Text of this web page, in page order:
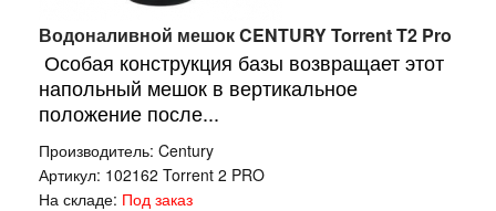
Водоналивной мешок CENTURY Torrent T2 Pro
Особая конструкция базы возвращает этот
напольный мешок в вертикальное
положение после...
Производитель: Century
Артикул: 102162 Torrent 2 PRO
На складе: Под заказ